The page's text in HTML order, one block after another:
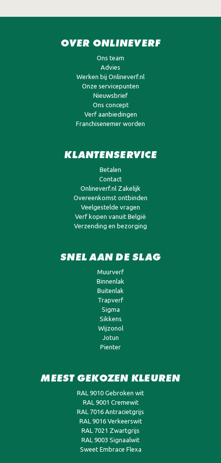
OVER ONLINEVERF
Ons team
Advies
Werken bij Onlineverf.nl
Onze servicepunten
Nieuwsbrief
Ons concept
Verf aanbiedingen
Franchisenemer worden
KLANTENSERVICE
Betalen
Contact
Onlineverf.nl Zakelijk
Overeenkomst ontbinden
Veelgestelde vragen
Verf kopen vanuit België
Verzending en bezorging
SNEL AAN DE SLAG
Muurverf
Binnenlak
Buitenlak
Trapverf
Sigma
Sikkens
Wijzonol
Jotun
Pienter
MEEST GEKOZEN KLEUREN
RAL 9010 Gebroken wit
RAL 9001 Cremewit
RAL 7016 Antracietgrijs
RAL 9016 Verkeerswit
RAL 7021 Zwartgrijs
RAL 9003 Signaalwit
Sweet Embrace Flexa